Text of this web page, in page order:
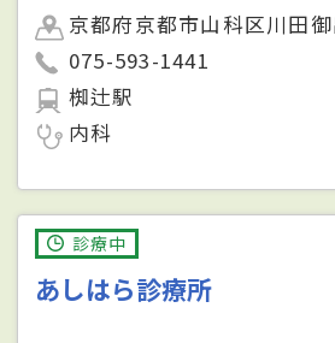
京都府京都市山科区川田
075-593-1441
椥辻駅
内科
診療中
あしはら診療所